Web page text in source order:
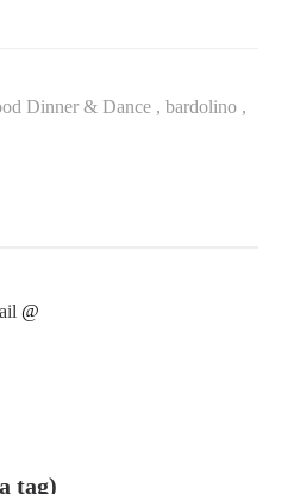
Dinner & Dance , bardolino ,
@
tag)